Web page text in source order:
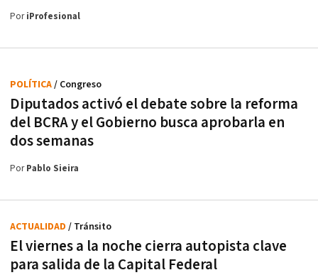
PoriProfesional
Diputados activó el debate sobre la reforma
del BCRA y el Gobierno busca aprobarla en
dos semanas
POLÍTICA/ Congreso
PorPablo Sieira
El viernes a la noche cierra autopista clave
para salida de la Capital Federal
ACTUALIDAD / Tránsito